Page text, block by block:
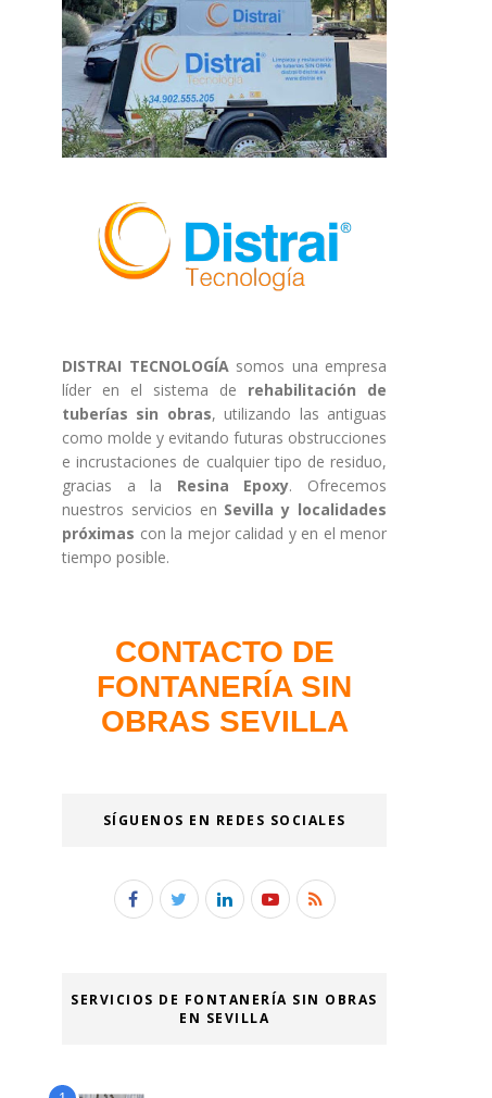
DISTRAI TECNOLOGÍA somos una empresa
líder en el sistema de rehabilitación de
tuberías sin obras, utilizando las antiguas
como molde y evitando futuras obstrucciones
e incrustaciones de cualquier tipo de residuo,
gracias a la Resina Epoxy. Ofrecemos
nuestros servicios en Sevilla y localidades
próximas con la mejor calidad y en el menor
tiempo posible.
CONTACTO DE
FONTANERÍA SIN
OBRAS SEVILLA
SÍGUENOS EN REDES SOCIALES
SERVICIOS DE FONTANERÍA SIN OBRAS
EN SEVILLA